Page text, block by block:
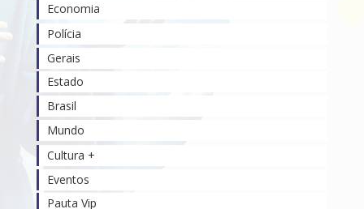
Economia
Polícia
Gerais
Estado
Brasil
Mundo
Cultura +
Eventos
Pauta Vip